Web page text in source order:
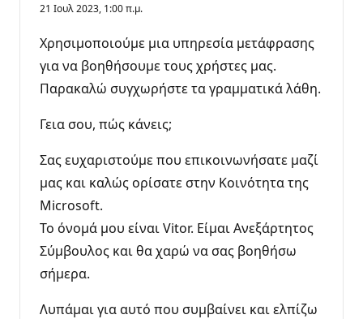
21 Ιουλ 2023, 1:00 π.μ.
Χρησιμοποιούμε μια υπηρεσία μετάφρασης
για να βοηθήσουμε τους χρήστες μας.
Παρακαλώ συγχωρήστε τα γραμματικά λάθη.
Γεια σου, πώς κάνεις;
Σας ευχαριστούμε που επικοινωνήσατε μαζί
μας και καλώς ορίσατε στην Κοινότητα της
Microsoft.
Το όνομά μου είναι Vitor. Είμαι Ανεξάρτητος
Σύμβουλος και θα χαρώ να σας βοηθήσω
σήμερα.
Λυπάμαι για αυτό που συμβαίνει και ελπίζω